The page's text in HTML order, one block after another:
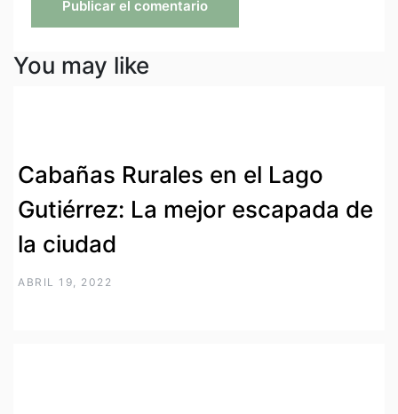
You may like
Cabañas Rurales en el Lago
Gutiérrez: La mejor escapada de
la ciudad
ABRIL 19, 2022